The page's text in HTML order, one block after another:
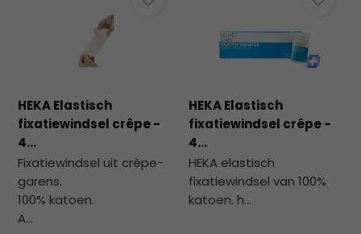
HEKA Elastisch
fixatiewindsel crêpe -
4...
Fixatiewindsel uit crèpe-
garens.
100% katoen.
A...
HEKA Elastisch
fixatiewindsel crêpe -
4...
HEKA elastisch
fixatiewindsel van 100%
katoen. h...